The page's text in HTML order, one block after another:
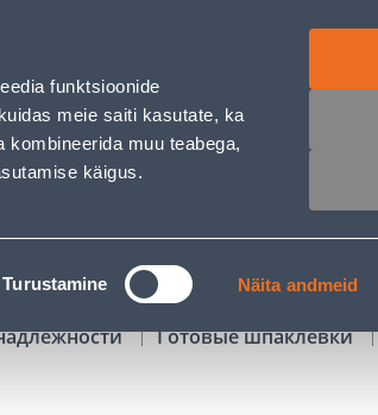
funktsioonide
meie saiti kasutate, ka
muu teabega,
käigus.
Turustamine Näita andmeid
Предложения о работе
РАССРОЧКА
Готовые шпаклевки